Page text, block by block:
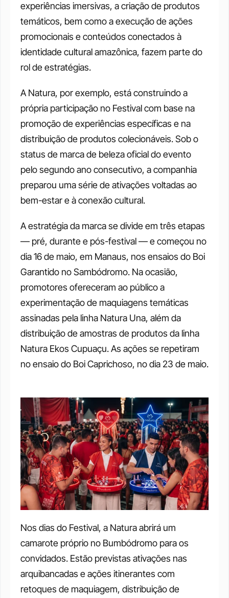
experiências imersivas, a criação de produtos
temáticos, bem como a execução de ações
promocionais e conteúdos conectados à
identidade cultural amazônica, fazem parte do
rol de estratégias.
A Natura, por exemplo, está construindo a
própria participação no Festival com base na
promoção de experiências específicas e na
distribuição de produtos colecionáveis. Sob o
status de marca de beleza oficial do evento
pelo segundo ano consecutivo, a companhia
preparou uma série de ativações voltadas ao
bem-estar e à conexão cultural.
A estratégia da marca se divide em três etapas
— pré, durante e pós-festival — e começou no
dia 16 de maio, em Manaus, nos ensaios do Boi
Garantido no Sambódromo. Na ocasião,
promotores ofereceram ao público a
experimentação de maquiagens temáticas
assinadas pela linha Natura Una, além da
distribuição de amostras de produtos da linha
Natura Ekos Cupuaçu. As ações se repetiram
no ensaio do Boi Caprichoso, no dia 23 de maio.
Nos dias do Festival, a Natura abrirá um
camarote próprio no Bumbódromo para os
convidados. Estão previstas ativações nas
arquibancadas e ações itinerantes com
retoques de maquiagem, distribuição de